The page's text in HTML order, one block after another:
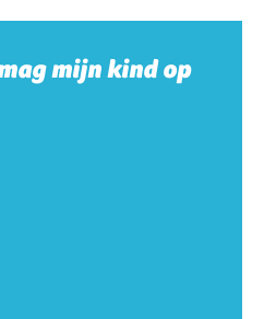
mijn kind op